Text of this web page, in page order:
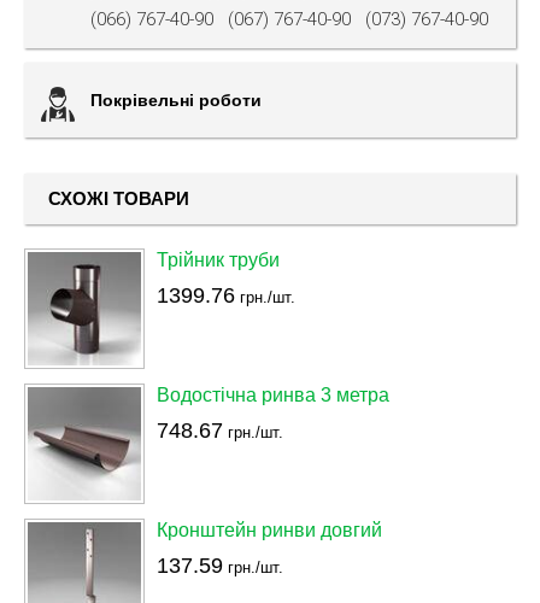
(066) 767-40-90 (067) 767-40-90 (073) 767-40-90
Покрівельні роботи
СХОЖІ ТОВАРИ
Трійник труби
1399.76 грн./шт.
Водостічна ринва 3 метра
748.67 грн./шт.
Кронштейн ринви довгий
137.59 грн./шт.